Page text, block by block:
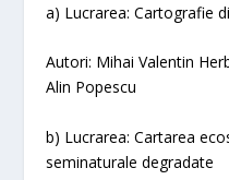
a) Lucrarea:Cartografie
Autori: Mihai Valentin
Alin Popescu
b) Lucrarea:Cartarea
seminaturale degradate